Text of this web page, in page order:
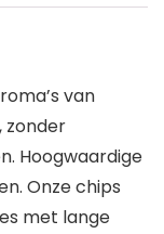
van
zonder
Hoogwaardige
Onze chips
met lange